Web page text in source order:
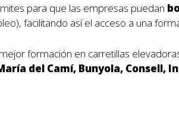
para que las empresas puedan
facilitando así el acceso a una
formación en carretillas
del Camí, Bunyola, Consell,